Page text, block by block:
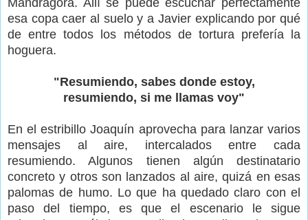
Mandrágora. Allí se puede escuchar perfectamente
esa copa caer al suelo y a Javier explicando por qué
de entre todos los métodos de tortura prefería la
hoguera.
"Resumiendo, sabes donde estoy,
resumiendo, si me llamas voy"
En el estribillo Joaquín aprovecha para lanzar varios
mensajes al aire, intercalados entre cada
resumiendo. Algunos tienen algún destinatario
concreto y otros son lanzados al aire, quizá en esas
palomas de humo. Lo que ha quedado claro con el
paso del tiempo, es que el escenario le sigue